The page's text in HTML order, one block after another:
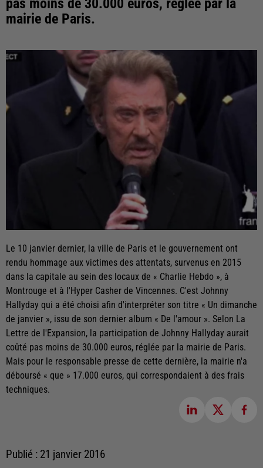
pas moins de 30.000 euros, réglée par la
mairie de Paris.
Le 10 janvier dernier, la ville de Paris et le gouvernement ont
rendu hommage aux victimes des attentats, survenus en 2015
dans la capitale au sein des locaux de « Charlie Hebdo », à
Montrouge et à l'Hyper Casher de Vincennes. C'est Johnny
Hallyday qui a été choisi afin d'interpréter son titre « Un dimanche
de janvier », issu de son dernier album « De l'amour ». Selon La
Lettre de l'Expansion, la participation de Johnny Hallyday aurait
coûté pas moins de 30.000 euros, réglée par la mairie de Paris.
Mais pour le responsable presse de cette dernière, la mairie n'a
déboursé « que » 17.000 euros, qui correspondaient à des frais
techniques.
Publié : 21 janvier 2016